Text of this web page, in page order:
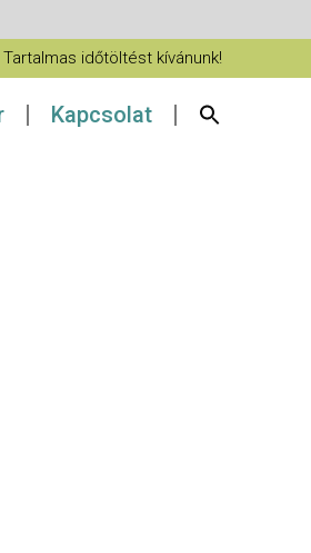
időtöltést kívánunk!
Kapcsolat